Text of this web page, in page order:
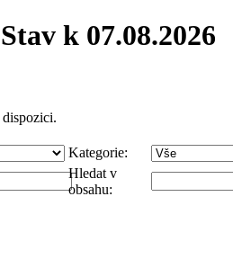
k 07.08.2026
Kategorie:
Hledat v
obsahu: